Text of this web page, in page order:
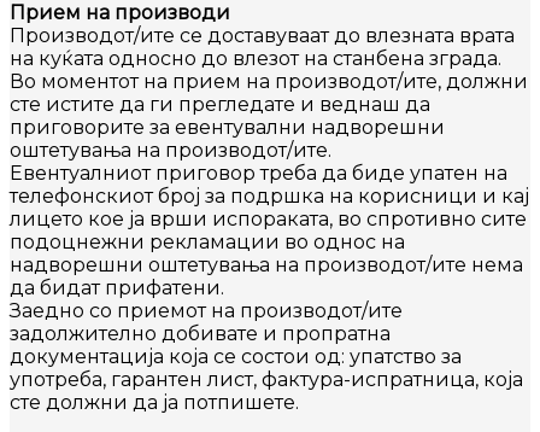
Прием на производи
Производот/ите се доставуваат до влезната врата
на куќата односно до влезот на станбена зграда.
Во моментот на прием на производот/ите, должни
сте истите да ги прегледате и веднаш да
приговорите за евентувални надворешни
оштетувања на производот/ите.
Евентуалниот приговор треба да биде упатен на
телефонскиот број за подршка на корисници и кај
лицето кое ја врши испораката, во спротивно сите
подоцнежни рекламации во однос на
надворешни оштетувања на производот/ите нема
да бидат прифатени.
Заедно со приемот на производот/ите
задолжително добивате и пропратна
документација која се состои од: упатство за
употреба, гарантен лист, фактура-испратница, која
сте должни да ја потпишете.